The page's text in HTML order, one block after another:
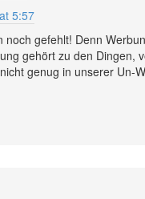
5:57
gefehlt! Denn
gehört zu den Dingen,
genug in unserer Un-